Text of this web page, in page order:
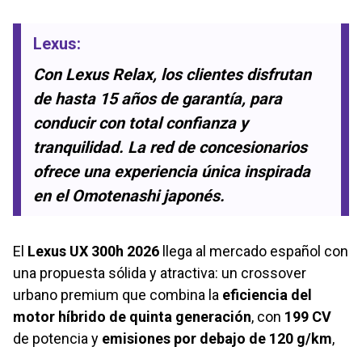
Lexus:
Con Lexus Relax, los clientes disfrutan
de hasta 15 años de garantía, para
conducir con total confianza y
tranquilidad. La red de concesionarios
ofrece una experiencia única inspirada
en el Omotenashi japonés.
El Lexus UX 300h 2026 llega al mercado español con
una propuesta sólida y atractiva: un crossover
urbano premium que combina la eficiencia del
motor híbrido de quinta generación, con 199 CV
de potencia y emisiones por debajo de 120 g/km,